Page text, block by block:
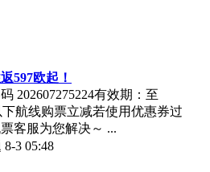
597欧起！
202607275224有效期：至
下航线购票立减若使用优惠券过
客服为您解决～ ...
8-3 05:48